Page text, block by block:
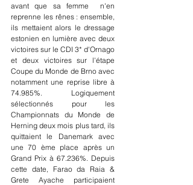
avant que sa femme  n'en
reprenne les rênes : ensemble,
ils mettaient alors le dressage
estonien en lumière avec deux
victoires sur le CDI 3* d'Ornago
et deux victoires sur l'étape
Coupe du Monde de Brno avec
notamment une reprise libre à
74.985%. Logiquement
sélectionnés pour les
Championnats du Monde de
Herning deux mois plus tard, ils
quittaient le Danemark avec
une 70 ème place après un
Grand Prix à 67.236%. Depuis
cette date, Farao da Raia &
Grete Ayache participaient